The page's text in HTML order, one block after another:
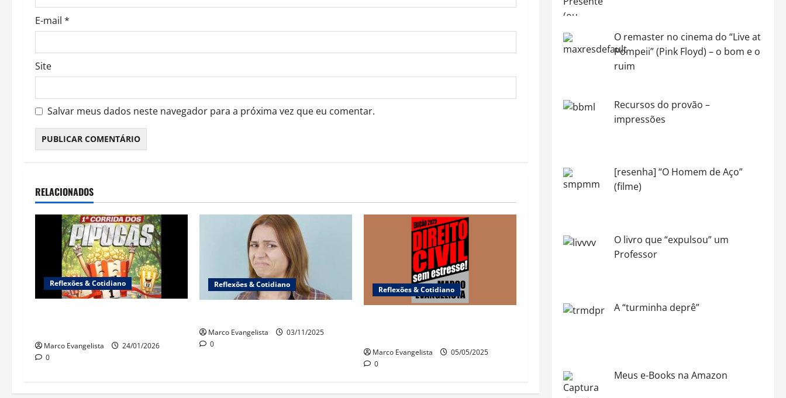
E-mail *
Site
Salvar meus dados neste navegador para a próxima vez que eu comentar.
RELACIONADOS
Reflexões & Cotidiano
Marco Evangelista
24/01/2026
0
Reflexões & Cotidiano
Marco Evangelista
03/11/2025
0
Reflexões & Cotidiano
Marco Evangelista
05/05/2025
0
O remaster no cinema do “Live at
Pompeii” (Pink Floyd) – o bom e o
ruim
Recursos do provão –
impressões
[resenha] “O Homem de Aço”
(filme)
O livro que “expulsou” um
Professor
A “turminha deprê”
Meus e-Books na Amazon